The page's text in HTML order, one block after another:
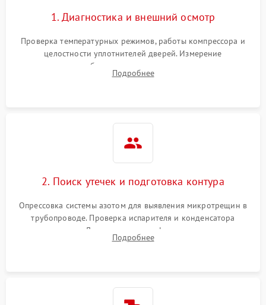
1. Диагностика и внешний осмотр
Проверка температурных режимов, работы компрессора и
целостности уплотнителей дверей. Измерение
сопротивления обмоток мотора, проверка термостата и
считывание кодов ошибок с электронного дисплея.
Подробнее
2. Поиск утечек и подготовка контура
Опрессовка системы азотом для выявления микротрещин в
трубопроводе. Проверка испарителя и конденсатора
течеискателем. Демонтаж старого фильтра-осушителя и
продувка капиллярной трубки для устранения засоров.
Подробнее